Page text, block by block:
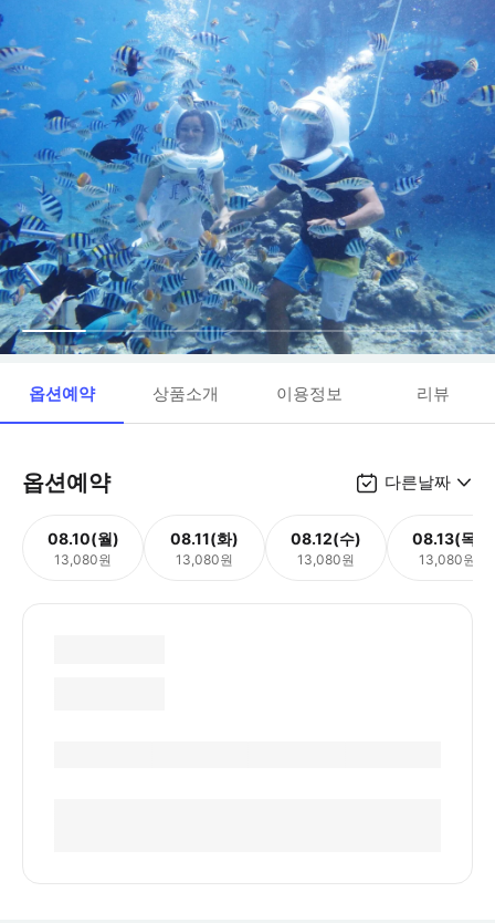
옵션예약 상품소개 이용정보 리뷰
옵션예약 다른날짜
08.10(월)
13,080원
08.11(화)
13,080원
08.12(수)
13,080원
08.13(목)
13,080원